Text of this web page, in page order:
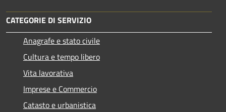
CATEGORIE DI SERVIZIO
Anagrafe e stato civile
Cultura e tempo libero
Vita lavorativa
Imprese e Commercio
Catasto e urbanistica